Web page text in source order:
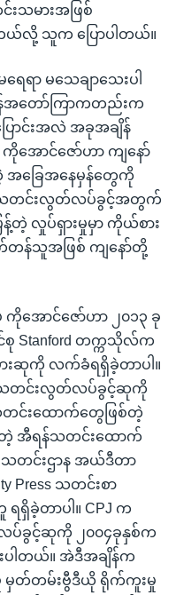
းသမားအဖြစ်
ယ်လို့ သူက ပြောပါတယ်။
ေရာ မသေချာသေးပါ
အတော်ကြာကတည်းက
ောင်းအလဲ အခုအချိန်
ကိုအောင်ဇော်ဟာ ကျနော်
အခြေအနေမှန်တွေကို
င့် သတင်းလွတ်လပ်ခွင့်အတွက်
တဲ့ လှုပ်ရှားမှုမှာ ကိုယ်စား
န်သူအဖြစ် ကျနော်တို့
အောင်ဇော်ဟာ ၂၀၁၃ ခု
Stanford တက္ကသိုလ်က
ားဆုကို လက်ခံရရှိခဲ့တာပါ။
သတင်းလွတ်လပ်ခွင့်ဆုကို
သတင်းထောက်တွေဖြစ်တဲ့
အီရန်သတင်းထောက်
သတင်းဌာန အယ်ဒီတာ
Press သတင်းစာ
ရှိခဲ့တာပါ။ CPJ က
ပ်ခွင့်ဆုကို ၂၀၀၄ခုနှစ်က
းပါတယ်။ အဲဒီအချိန်က
မှု မှတ်တမ်းဗွီဒီယို ရိုက်ကူးမှု